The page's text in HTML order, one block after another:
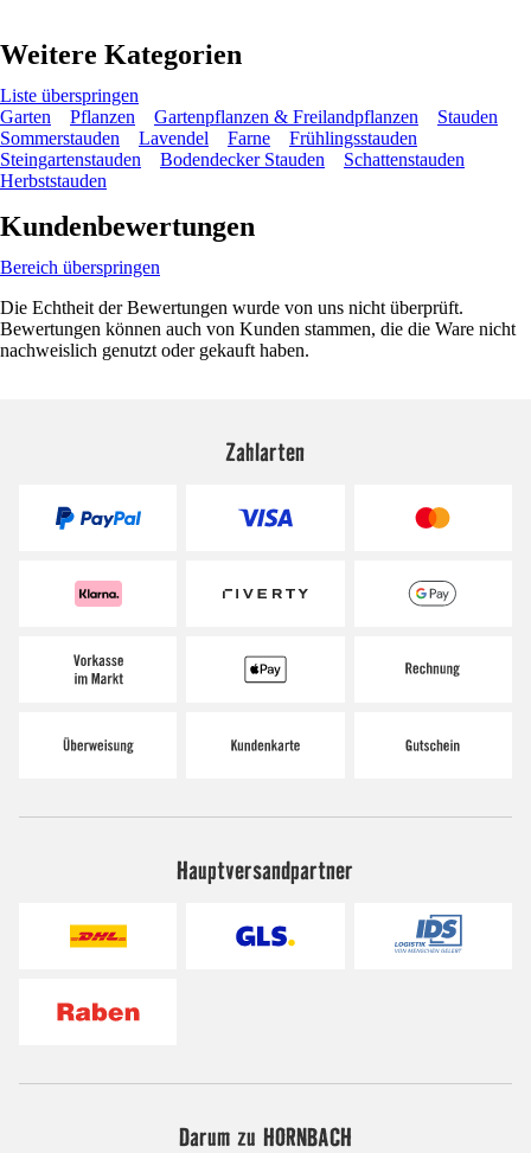
Weitere Kategorien
Liste überspringen
Garten
Pflanzen Gartenpflanzen & Freilandpflanzen
Stauden
Sommerstauden
Lavendel Farne
Frühlingsstauden
Steingartenstauden
Bodendecker Stauden
Schattenstauden
Herbststauden
Kundenbewertungen
Bereich überspringen
Die Echtheit der Bewertungen wurde von uns nicht überprüft.
Bewertungen können auch von Kunden stammen, die die Ware nicht
nachweislich genutzt oder gekauft haben.
Zahlarten
Hauptversandpartner
Darum zu HORNBACH